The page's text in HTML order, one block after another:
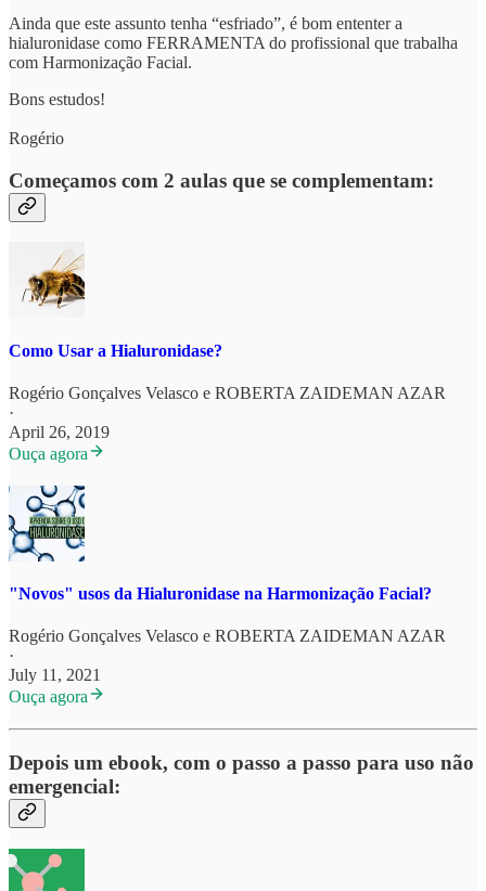
Ainda que este assunto tenha “esfriado”, é bom ententer a
hialuronidase como FERRAMENTA do profissional que trabalha
com Harmonização Facial.
Bons estudos!
Rogério
Começamos com 2 aulas que se complementam:
Como Usar a Hialuronidase?
Rogério Gonçalves Velasco e ROBERTA ZAIDEMAN AZAR
·
April 26, 2019
Ouça agora
"Novos" usos da Hialuronidase na Harmonização Facial?
Rogério Gonçalves Velasco e ROBERTA ZAIDEMAN AZAR
·
July 11, 2021
Ouça agora
Depois um ebook, com o passo a passo para uso não
emergencial: